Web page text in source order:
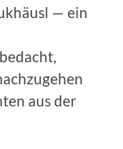
— ein
aus der